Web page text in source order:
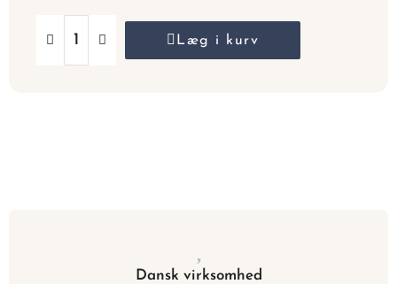
Læg i kurv
Dansk virksomhed